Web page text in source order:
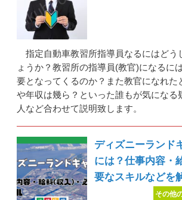
指定自動車教習所指導員なるにはどう
ょうか？教習所の指導員(教官)になるに
要となってくるのか？また教官になれた
や年収は幾ら？といった誰もが気になる
人など合わせて説明致します。
ディズニーランド
には？仕事内容・
要なスキルなどを
その他